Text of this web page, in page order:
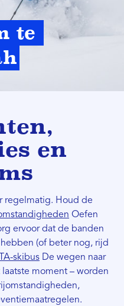
te
en
regelmatig. Houd de
Oefen
ervoor dat de banden
(of beter nog, rijd
skibus De wegen naar
moment – ​​worden